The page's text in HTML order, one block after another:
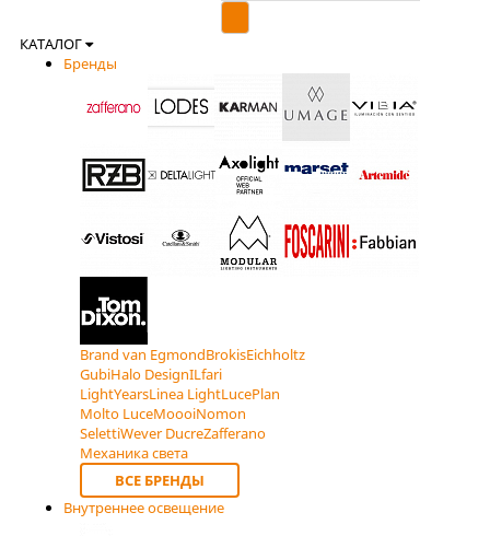
КАТАЛОГ
Бренды
Brand van EgmondBrokisEichholtz
GubiHalo DesignILfari
LightYearsLinea LightLucePlan
Molto LuceMoooiNomon
SelettiWever DucreZafferano
Механика света
ВСЕ БРЕНДЫ
Внутреннее освещение